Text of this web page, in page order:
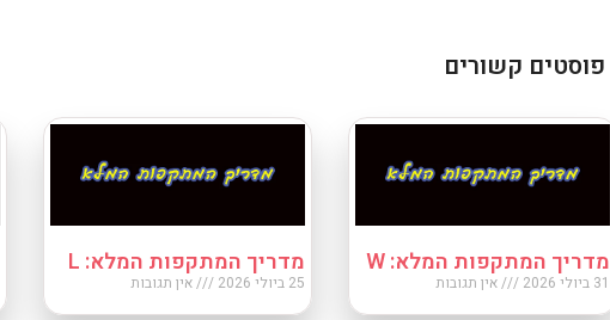
פוסטים קשורים
מדריך המתקפות המלא: W
31 ביולי 2026 אין תגובות
מדריך המתקפות המלא: L
25 ביולי 2026 אין תגובות